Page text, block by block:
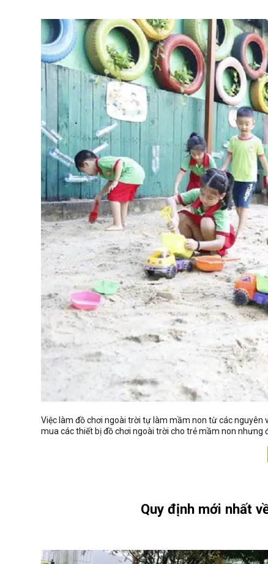
Việc làm đồ chơi ngoài trời tự làm mầm non từ các nguyên
mua các thiết bị đồ chơi ngoài trời cho trẻ mầm non nhưng
Quy định mới nhất